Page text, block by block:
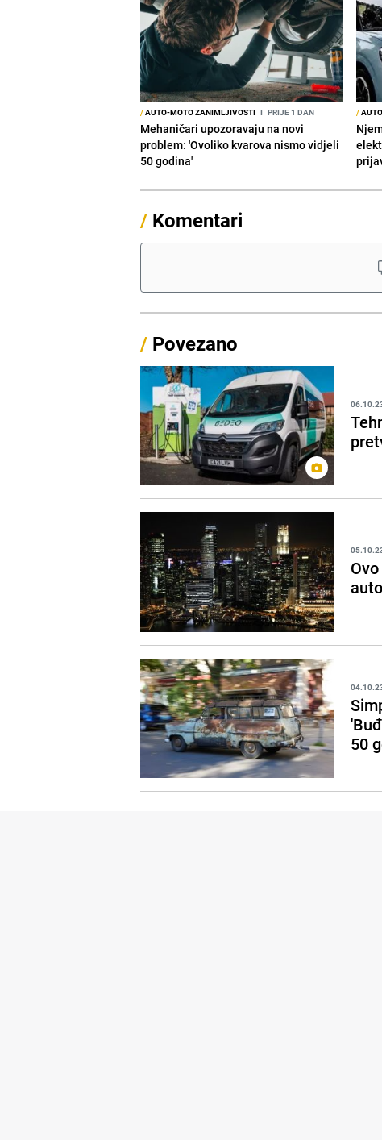
/AUTO-MOTO ZANIMLJIVOSTI I PRIJE 1 DAN
Mehaničari upozoravaju na novi
problem: 'Ovoliko kvarova nismo vidjeli
50 godina'
/
/ Komentari
/ Povezano
50